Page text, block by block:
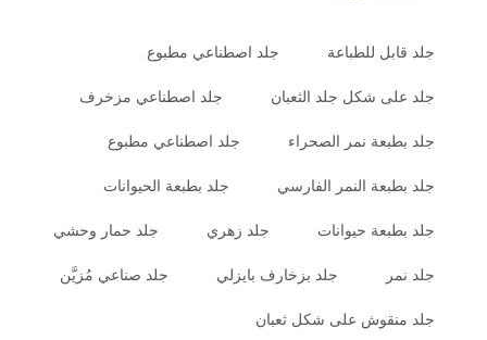
جلد قابل للطباعة جلد اصطناعي مطبوع
جلد على شكل جلد الثعبان جلد اصطناعي مزخرف
جلد بطبعة نمر الصحراء جلد اصطناعي مطبوع
جلد بطبعة النمر الفارسي جلد بطبعة الحيوانات
جلد بطبعة حيوانات جلد زهري جلد حمار وحشي
جلد نمر جلد بزخارف بايزلي جلد صناعي مُزيَّن
جلد منقوش على شكل ثعبان